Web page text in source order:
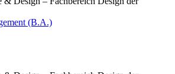
(B.A.)